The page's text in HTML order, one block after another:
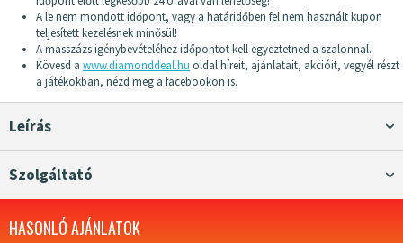
A le nem mondott időpont, vagy a határidőben fel nem használt kupon
teljesített kezelésnek minősül!
A masszázs igénybevételéhez időpontot kell egyeztetned a szalonnal.
Kövesd a www.diamonddeal.hu oldal híreit, ajánlatait, akcióit, vegyél részt
a játékokban, nézd meg a facebookon is.
Leírás
Szolgáltató
HASONLÓ AJÁNLATOK